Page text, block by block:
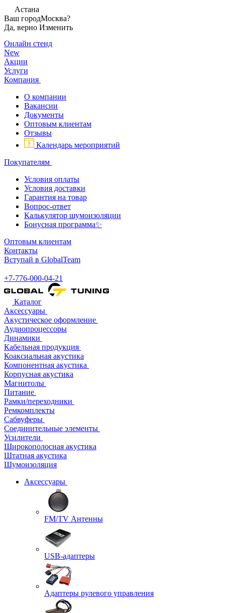
Астана
Ваш городМосква?
Да, верно Изменить
Онлайн стенд
New
Акции
Услуги
Компания
О компании
Вакансии
Документы
Оптовым клиентам
Отзывы
Календарь мероприятий
Покупателям
Условия оплаты
Условия доставки
Гарантия на товар
Вопрос-ответ
Калькулятор шумоизоляции
Бонусная программа✨
Оптовым клиентам
Контакты
Вступай в GlobalTeam
+7-776-000-04-21
Каталог
Аксессуары
Акустическое оформление
Аудиопроцессоры
Динамики
Кабельная продукция
Коаксиальная акустика
Компонентная акустика
Корпусная акустика
Магнитолы
Питание
Рамки/переходники
Ремкомплекты
Сабвуферы
Соединительные элементы
Усилители
Широкополосная акустика
Штатная акустика
Шумоизоляция
Аксессуары
FM/TV Антенны
USB-адаптеры
Адаптеры рулевого управления